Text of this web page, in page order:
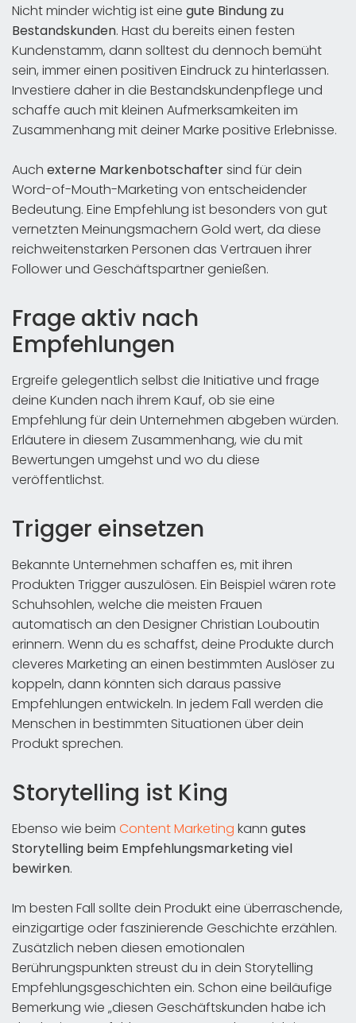
Nicht minder wichtig ist eine gute Bindung zu
Bestandskunden. Hast du bereits einen festen
Kundenstamm, dann solltest du dennoch bemüht
sein, immer einen positiven Eindruck zu hinterlassen.
Investiere daher in die Bestandskundenpflege und
schaffe auch mit kleinen Aufmerksamkeiten im
Zusammenhang mit deiner Marke positive Erlebnisse.
Auch externe Markenbotschaftersind für dein
Word-of-Mouth-Marketing von entscheidender
Bedeutung. Eine Empfehlung ist besonders von gut
vernetzten Meinungsmachern Gold wert, da diese
reichweitenstarken Personen das Vertrauen ihrer
Follower und Geschäftspartner genießen.
Frage aktiv nach
Empfehlungen
Ergreife gelegentlich selbst die Initiative und frage
deine Kunden nach ihrem Kauf, ob sie eine
Empfehlung für dein Unternehmen abgeben würden.
Erläutere in diesem Zusammenhang, wie du mit
Bewertungen umgehst und wo du diese
veröffentlichst.
Trigger einsetzen
Bekannte Unternehmen schaffen es, mit ihren
Produkten Trigger auszulösen. Ein Beispiel wären rote
Schuhsohlen, welche die meisten Frauen
automatisch an den Designer Christian Louboutin
erinnern. Wenn du es schaffst, deine Produkte durch
cleveres Marketing an einen bestimmten Auslöser zu
koppeln, dann könnten sich daraus passive
Empfehlungen entwickeln. In jedem Fall werden die
Menschen in bestimmten Situationen über dein
Produkt sprechen.
Storytelling ist King
Ebenso wie beim Content Marketing kann gutes
Storytelling beim Empfehlungsmarketing viel
bewirken.
Im besten Fall sollte dein Produkt eine überraschende,
einzigartige oder faszinierende Geschichte erzählen.
Zusätzlich neben diesen emotionalen
Berührungspunkten streust du in dein Storytelling
Empfehlungsgeschichten ein. Schon eine beiläufige
Bemerkung wie „diesen Geschäftskunden habe ich